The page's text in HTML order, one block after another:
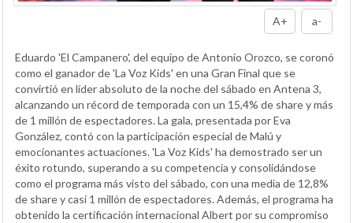
A+ a-
Eduardo 'El Campanero', del equipo de Antonio Orozco, se coronó
como el ganador de 'La Voz Kids' en una Gran Final que se
convirtió en líder absoluto de la noche del sábado en Antena 3,
alcanzando un récord de temporada con un 15,4% de share y más
de 1 millón de espectadores. La gala, presentada por Eva
González, contó con la participación especial de Malú y
emocionantes actuaciones. 'La Voz Kids' ha demostrado ser un
éxito rotundo, superando a su competencia y consolidándose
como el programa más visto del sábado, con una media de 12,8%
de share y casi 1 millón de espectadores. Además, el programa ha
obtenido la certificación internacional Albert por su compromiso